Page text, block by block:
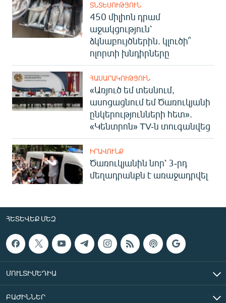
ՏՆՏԵՍՈՒԹՅՈՒՆ
450 միլիոն դրամ
աջակցություն՝
ձկնաբույծներին. կլուծի՞
ոլորտի խնդիրները
ՀԱՍԱՐԱԿՈՒԹՅՈՒՆ
«Առյուծ եմ տեսնում,
ասոցացնում եմ Ծառուկյանի
ընկերությունների հետ».
«Կենտրոն» TV-ն տուգանվեց
ԻՐԱՎՈՒՆՔ
Ծառուկյանին նոր՝ 3-րդ
մեղադրանքն է առաջադրվել
ՀԵՏԵՎԵՔ ՄԵԶ
ՄՈՒԼՏԻՄԵԴԻԱ
ԲԱԺԻՆՆԵՐ